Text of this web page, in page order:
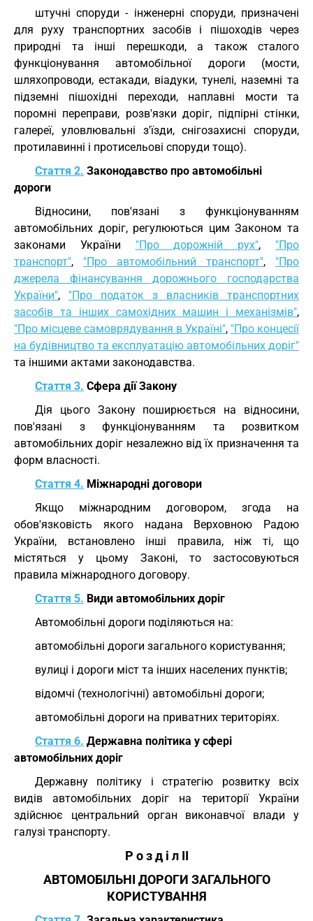
штучні споруди - інженерні споруди, призначені
для руху транспортних засобів і пішоходів через
природні та інші перешкоди, а також сталого
функціонування автомобільної дороги (мости,
шляхопроводи, естакади, віадуки, тунелі, наземні та
підземні пішохідні переходи, наплавні мости та
поромні переправи, розв'язки доріг, підпірні стінки,
галереї, уловлювальні з'їзди, снігозахисні споруди,
протилавинні і протисельові споруди тощо).
Стаття 2. Законодавство про автомобільні
дороги
Відносини, пов'язані з функціонуванням
автомобільних доріг, регулюються цим Законом та
законами України "Про дорожній рух", "Про
транспорт", "Про автомобільний транспорт", "Про
джерела фінансування дорожнього господарства
України", "Про податок з власників транспортних
засобів та інших самохідних машин і механізмів",
"Про місцеве самоврядування в Україні", "Про концесії
на будівництво та експлуатацію автомобільних доріг"
та іншими актами законодавства.
Стаття 3. Сфера дії Закону
Дія цього Закону поширюється на відносини,
пов'язані з функціонуванням та розвитком
автомобільних доріг незалежно від їх призначення та
форм власності.
Стаття 4. Міжнародні договори
Якщо міжнародним договором, згода на
обов'язковість якого надана Верховною Радою
України, встановлено інші правила, ніж ті, що
містяться у цьому Законі, то застосовуються
правила міжнародного договору.
Стаття 5. Види автомобільних доріг
Автомобільні дороги поділяються на:
автомобільні дороги загального користування;
вулиці і дороги міст та інших населених пунктів;
відомчі (технологічні) автомобільні дороги;
автомобільні дороги на приватних територіях.
Стаття 6. Державна політика у сфері
автомобільних доріг
Державну політику і стратегію розвитку всіх
видів автомобільних доріг на території України
здійснює центральний орган виконавчої влади у
галузі транспорту.
Р о з д і л II
АВТОМОБІЛЬНІ ДОРОГИ ЗАГАЛЬНОГО
КОРИСТУВАННЯ